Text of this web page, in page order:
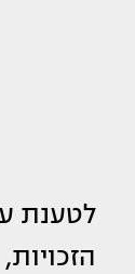
לטענת